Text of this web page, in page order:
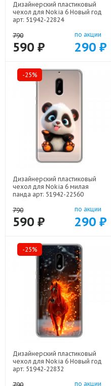
Дизайнерский пластиковый
чехол для Nokia 6 Новый год
арт: 51942-22824
790
590 ₽
по акции
290 ₽
-25%
Дизайнерский пластиковый
чехол для Nokia 6 милая
панда арт: 51942-22560
790
590 ₽
по акции
290 ₽
-25%
Дизайнерский пластиковый
чехол для Nokia 6 Новый год
арт: 51942-22832
по акции